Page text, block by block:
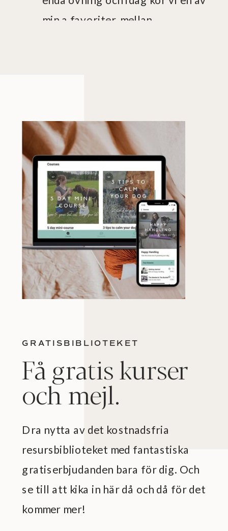
min a favoriter, mellan.
Få gratis kurser
och mejl.
Dra nytta av det kostnadsfria
resursbiblioteket med fantastiska
gratiserbjudanden bara för dig. Och
se till att kika in här då och då för det
kommer mer!
GRATISBIBLIOTEKET